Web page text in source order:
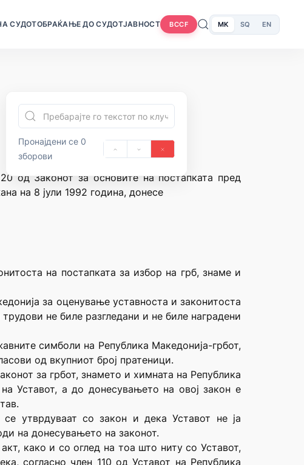
СУДОТОБРАЌАЊЕ ДО СУДОТЈАВНОСТ BCCF MK SQ EN
Пронајдени се 0
зборови
од Законот за основите на постапката пред
на 8 јули 1992 година, донесе
на постапката за избор на грб, знаме и
за оценување уставноста и законитоста
не биле разгледани и не биле наградени
симболи на Република Македонија-грбот,
од вкупниот број пратеници.
за грбот, знамето и химната на Република
Уставот, а до донесувањето на овој закон е
утврдуваат со закон и дека Уставот не ја
на донесувањето на законот.
како и со оглед на тоа што ниту со Уставот,
согласно член 110 од Уставот на Република